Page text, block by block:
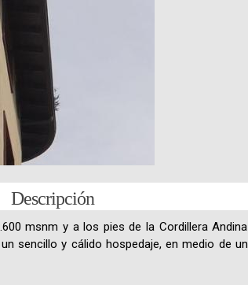
Descripción
msnm y a los pies de la Cordillera
sencillo y cálido hospedaje, en medio de